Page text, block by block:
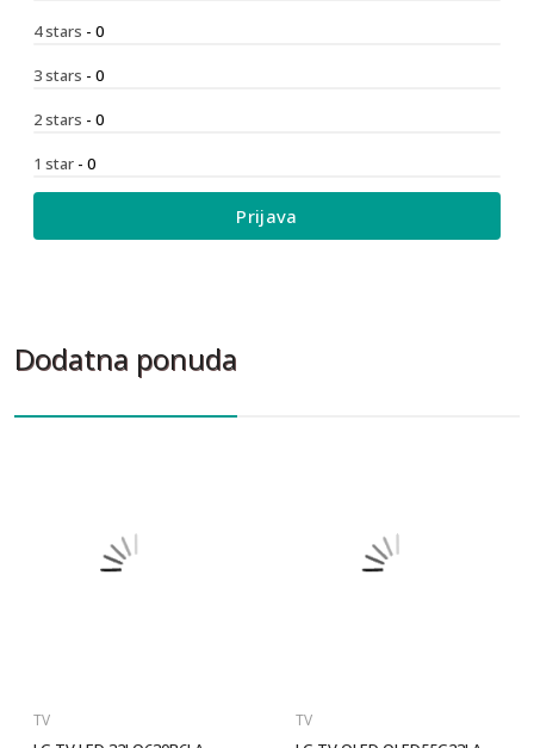
4 stars - 0
3 stars - 0
2 stars - 0
1 star - 0
Prijava
Dodatna ponuda
TV TV